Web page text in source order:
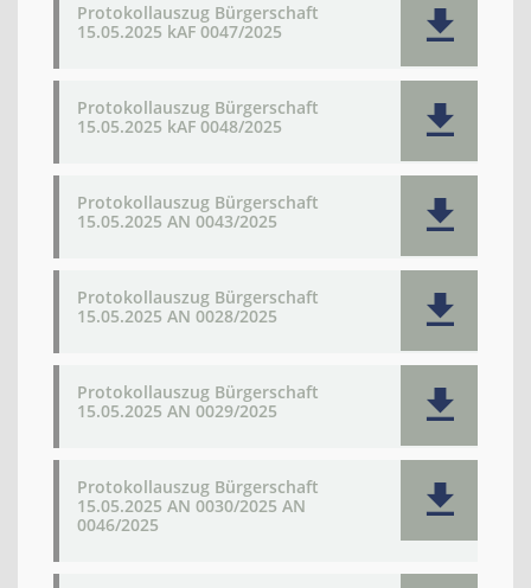
Protokollauszug Bürgerschaft
15.05.2025 kAF 0047/2025
Protokollauszug Bürgerschaft
15.05.2025 kAF 0048/2025
Protokollauszug Bürgerschaft
15.05.2025 AN 0043/2025
Protokollauszug Bürgerschaft
15.05.2025 AN 0028/2025
Protokollauszug Bürgerschaft
15.05.2025 AN 0029/2025
Protokollauszug Bürgerschaft
15.05.2025 AN 0030/2025 AN
0046/2025